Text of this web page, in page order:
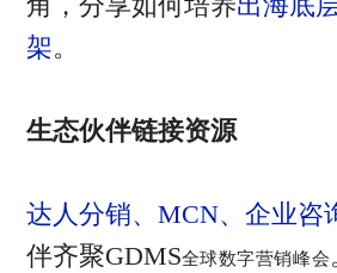
角，分享如何培养出海底
架。
生态伙伴链接资源
达人分销、MCN、企业咨
伴齐聚GDMS全球数字营销峰会